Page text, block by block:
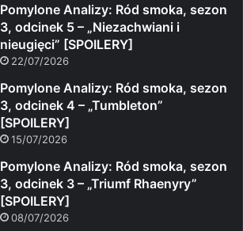
Pomylone Analizy: Ród smoka, sezon
3, odcinek 5 – „Niezachwiani i
nieugięci” [SPOILERY]
22/07/2026
Pomylone Analizy: Ród smoka, sezon
3, odcinek 4 – „Tumbleton”
[SPOILERY]
15/07/2026
Pomylone Analizy: Ród smoka, sezon
3, odcinek 3 – „Triumf Rhaenyry”
[SPOILERY]
08/07/2026